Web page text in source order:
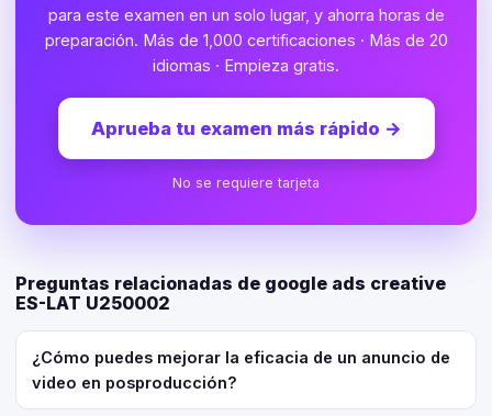
para este examen en un solo lugar, y ahorra horas de
preparación. Más de 1,000 certificaciones · Más de 20
idiomas · Empieza gratis.
Aprueba tu examen más rápido →
No se requiere tarjeta
Preguntas relacionadas de google ads creative
ES-LAT U250002
¿Cómo puedes mejorar la eficacia de un anuncio de
video en posproducción?